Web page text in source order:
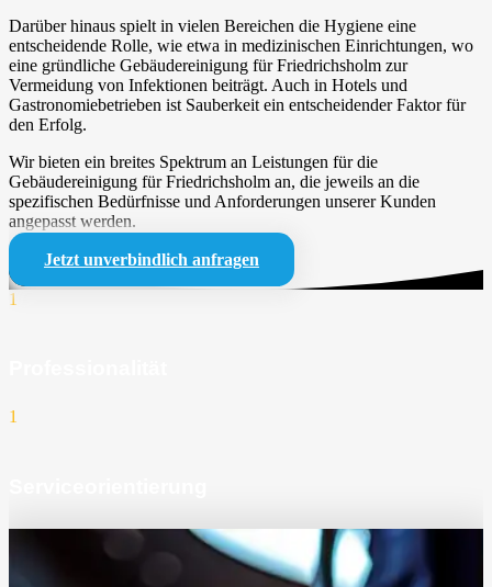
Darüber hinaus spielt in vielen Bereichen die Hygiene eine
entscheidende Rolle, wie etwa in medizinischen Einrichtungen, wo
eine gründliche Gebäudereinigung für Friedrichsholm zur
Vermeidung von Infektionen beiträgt. Auch in Hotels und
Gastronomiebetrieben ist Sauberkeit ein entscheidender Faktor für
den Erfolg.
Wir bieten ein breites Spektrum an Leistungen für die
Gebäudereinigung für Friedrichsholm an, die jeweils an die
spezifischen Bedürfnisse und Anforderungen unserer Kunden
angepasst werden.
Jetzt unverbindlich anfragen
1
1
1